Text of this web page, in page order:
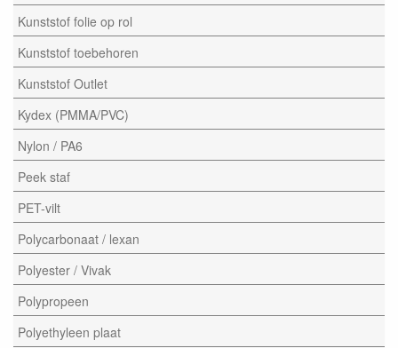
Kunststof folie op rol
Kunststof toebehoren
Kunststof Outlet
Kydex (PMMA/PVC)
Nylon / PA6
Peek staf
PET-vilt
Polycarbonaat / lexan
Polyester / Vivak
Polypropeen
Polyethyleen plaat